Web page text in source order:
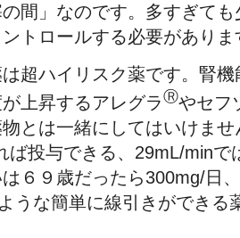
の間」なのです。多すぎて
トロールする必要がありま
超ハイリスク薬です。腎
上昇するアレグラⓇやセフ
とは一緒にしてはいけませ
ば投与できる、29mL/minで
６９歳だったら300mg/日
うな簡単に線引きができる